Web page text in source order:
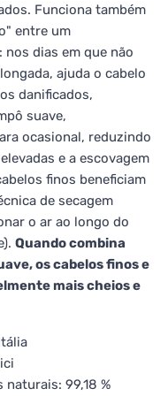
Funciona também
entre um
dias em que não
ajuda o cabelo
danificados,
suave,
ocasional, reduzindo
e a escovagem
finos beneficiam
de secagem
o ar ao longo do
Quando combina
os cabelos finos e
mais cheios e
99,18 %